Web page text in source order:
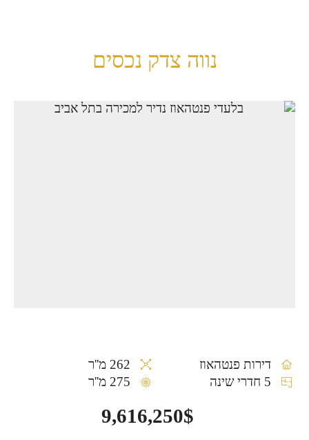
נווה צדק נכסים
בלעדי פנטהאוז נדיר למכירה
בתל אביב
דירות פנטהאוז
262 מ''ר
275 מ''ר
9,616,250$